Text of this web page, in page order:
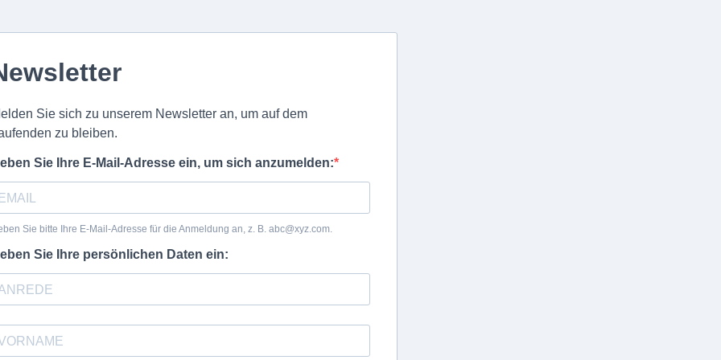
Sie sich zu unserem Newsletter an, um auf dem
zu bleiben.
Sie Ihre E-Mail-Adresse ein, um sich anzumelden:
Sie bitte Ihre E-Mail-Adresse für die Anmeldung an, z. B. abc@xyz.com.
Sie Ihre persönlichen Daten ein: